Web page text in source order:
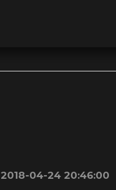
2018-04-24 20:46:00